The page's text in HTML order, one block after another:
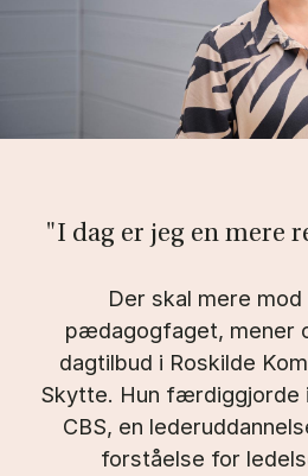
"I dag er jeg en mere
Der skal mere
pædagogfaget, mener
dagtilbud i Roskilde
Skytte. Hun færdiggjorde
CBS, en
forståelse for